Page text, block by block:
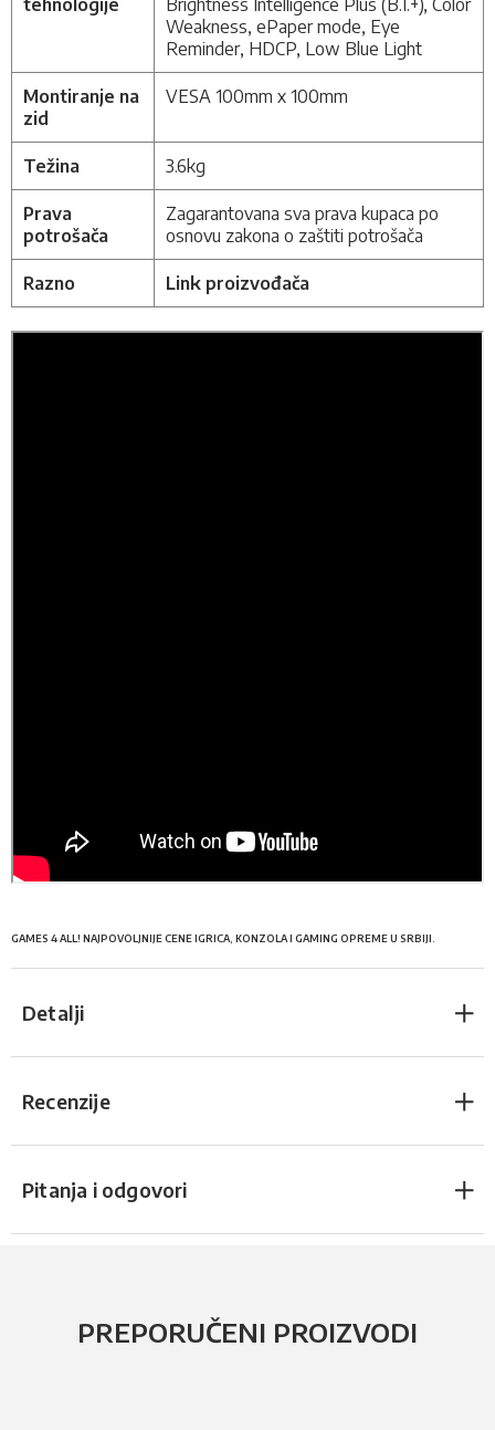
tehnologije
Brightness Intelligence Plus (B.I.+), Color
Weakness, ePaper mode, Eye
Reminder, HDCP, Low Blue Light
Montiranje na
zid
VESA 100mm x 100mm
Težina 3.6kg
Prava
potrošača
Zagarantovana sva prava kupaca po
osnovu zakona o zaštiti potrošača
Razno Link proizvođača
GAMES 4 ALL! NAJPOVOLJNIJE CENE IGRICA, KONZOLA I GAMING OPREME U SRBIJI.
Detalji
Recenzije
Pitanja i odgovori
PREPORUČENI PROIZVODI